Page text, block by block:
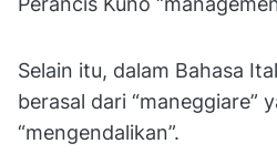
Selain itu, dalam Bahasa
berasal dari “maneggiare”
“mengendalikan”.